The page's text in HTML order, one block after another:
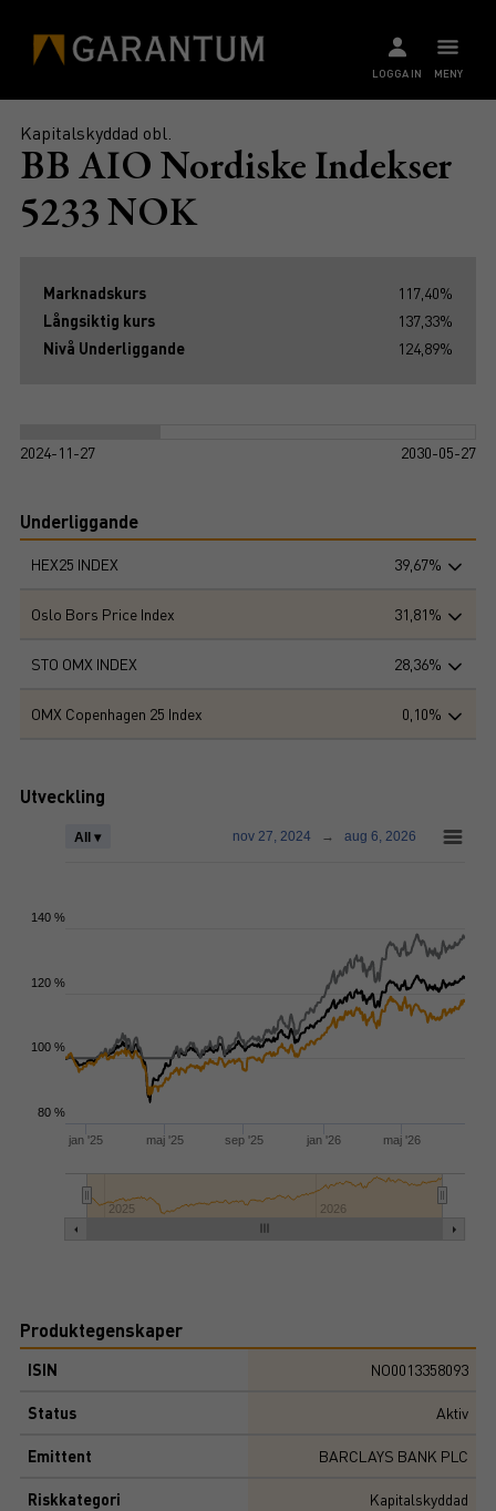
MENY
LOGGA IN
Kapitalskyddad obl.
BB AIO Nordiske Indekser
5233 NOK
Marknadskurs
117,40%
Långsiktig kurs
137,33%
Nivå Underliggande
124,89%
2024-11-27 2030-05-27
Underliggande
HEX25 INDEX 39,67%
Oslo Bors Price Index 31,81%
STO OMX INDEX 28,36%
OMX Copenhagen 25 Index 0,10%
Utveckling
jan '25 maj '25 sep '25 jan '26 maj '26
2025 2026
All ▾ nov 27, 2024 → aug 6, 2026
80 %
100 %
120 %
140 %
Produktegenskaper
ISIN NO0013358093
Status Aktiv
Emittent BARCLAYS BANK PLC
Riskkategori Kapitalskyddad